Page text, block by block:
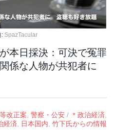
: SpazTacular
本日採決：可決で冤罪
係な人物が共犯者に
改正案, 警察・公安 / ＊政治経済,
経済, 日本国内, 竹下氏からの情報